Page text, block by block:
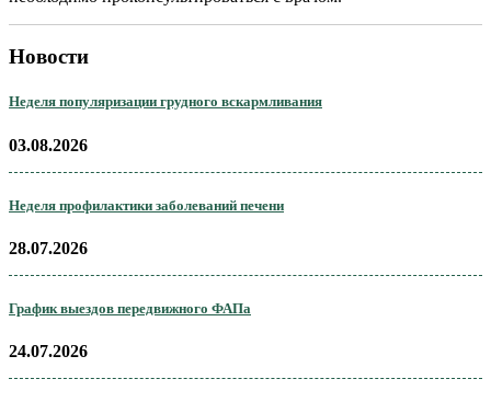
Новости
Неделя популяризации грудного вскармливания
03.08.2026
Неделя профилактики заболеваний печени
28.07.2026
График выездов передвижного ФАПа
24.07.2026